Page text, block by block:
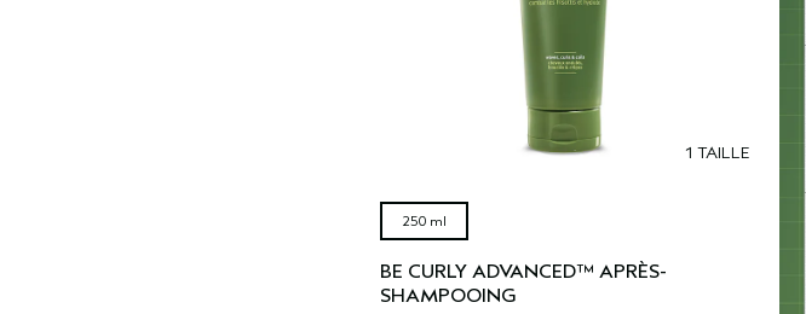
1 TAILLE
250 ml
BE CURLY ADVANCED™ APRÈS-
SHAMPOOING